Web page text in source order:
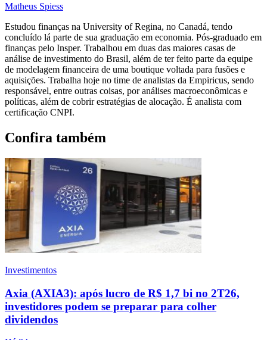
Matheus Spiess
Estudou finanças na University of Regina, no Canadá, tendo
concluído lá parte de sua graduação em economia. Pós-graduado em
finanças pelo Insper. Trabalhou em duas das maiores casas de
análise de investimento do Brasil, além de ter feito parte da equipe
de modelagem financeira de uma boutique voltada para fusões e
aquisições. Trabalha hoje no time de analistas da Empiricus, sendo
responsável, entre outras coisas, por análises macroeconômicas e
políticas, além de cobrir estratégias de alocação. É analista com
certificação CNPI.
Confira também
Investimentos
Axia (AXIA3): após lucro de R$ 1,7 bi no 2T26,
investidores podem se preparar para colher
dividendos